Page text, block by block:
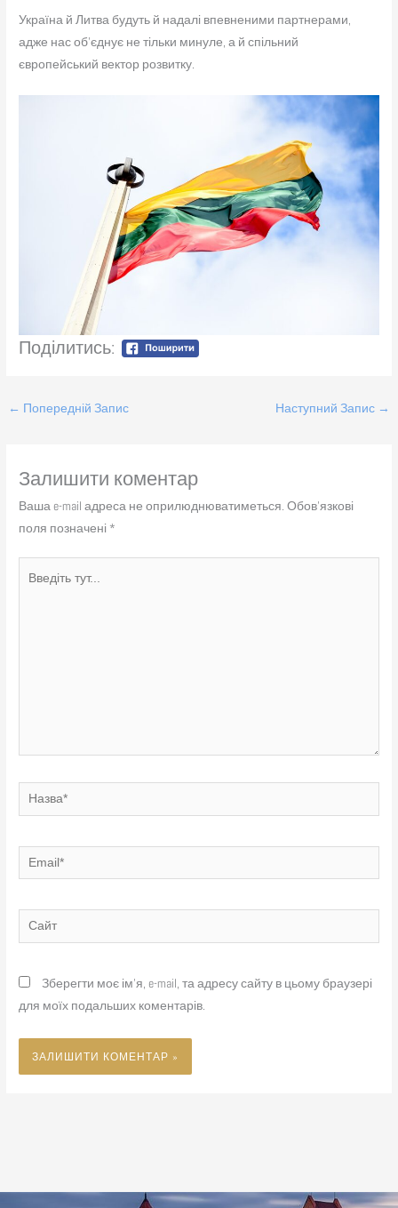
Україна й Литва будуть й надалі впевненими партнерами,
адже нас об’єднує не тільки минуле, а й спільний
європейський вектор розвитку.
Поділитись:
← Попередній Запис Наступний Запис →
Залишити коментар
Ваша e-mail адреса не оприлюднюватиметься. Обов’язкові
поля позначені *
Назва*
Email*
Сайт
Зберегти моє ім'я, e-mail, та адресу сайту в цьому браузері
для моїх подальших коментарів.